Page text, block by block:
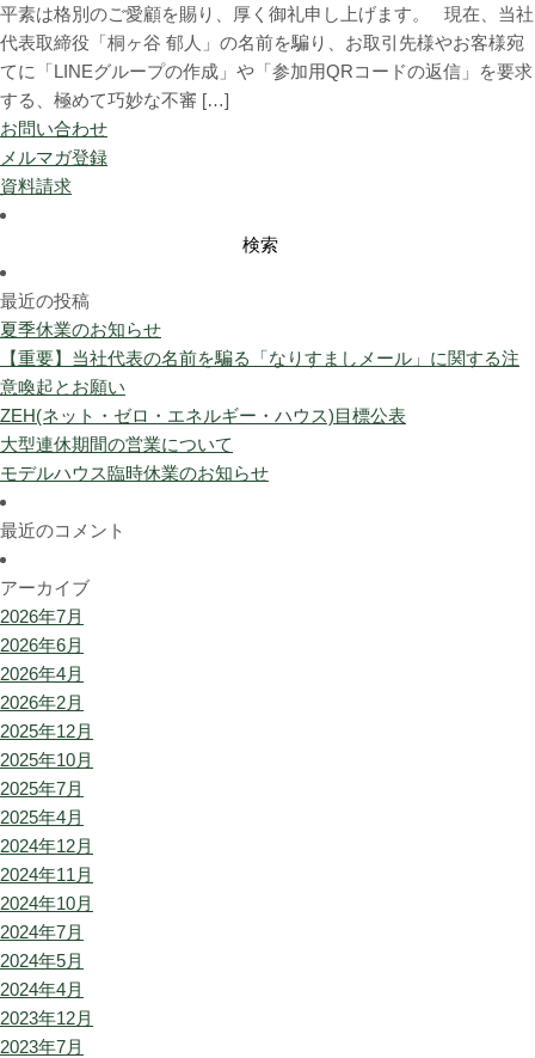
平素は格別のご愛顧を賜り、厚く御礼申し上げます。 現在、当社
代表取締役「桐ヶ谷 郁人」の名前を騙り、お取引先様やお客様宛
てに「LINEグループの作成」や「参加用QRコードの返信」を要求
する、極めて巧妙な不審 […]
お問い合わせ
メルマガ登録
資料請求
索:
最近の投稿
夏季休業のお知らせ
【重要】当社代表の名前を騙る「なりすましメール」に関する注
意喚起とお願い
ZEH(ネット・ゼロ・エネルギー・ハウス)目標公表
大型連休期間の営業について
モデルハウス臨時休業のお知らせ
最近のコメント
アーカイブ
2026年7月
2026年6月
2026年4月
2026年2月
2025年12月
2025年10月
2025年7月
2025年4月
2024年12月
2024年11月
2024年10月
2024年7月
2024年5月
2024年4月
2023年12月
2023年7月